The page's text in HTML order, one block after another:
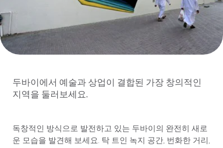
두바이에서 예술과 상업이 결합된 가장 창의적인
지역을 둘러보세요.
독창적인 방식으로 발전하고 있는 두바이의 완전히 새로
운 모습을 발견해 보세요. 탁 트인 녹지 공간, 번화한 거리,